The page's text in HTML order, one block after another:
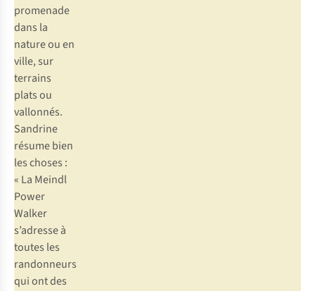
promenade
dans la
nature ou en
ville, sur
terrains
plats ou
vallonnés.
Sandrine
résume bien
les choses :
« La Meindl
Power
Walker
s’adresse à
toutes les
randonneurs
qui ont des